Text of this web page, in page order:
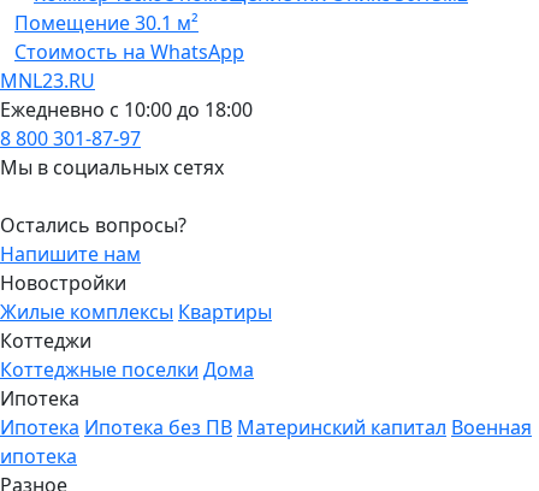
Помещение30.1 м²
Стоимость на WhatsApp
MNL23.RU
Ежедневно с 10:00 до 18:00
8 800 301-87-97
Мы в социальных сетях
Остались вопросы?
Напишите нам
Новостройки
Жилые комплексы Квартиры
Коттеджи
Коттеджные поселки Дома
Ипотека
Ипотека Ипотека без ПВ Материнский капитал Военная
ипотека
Разное